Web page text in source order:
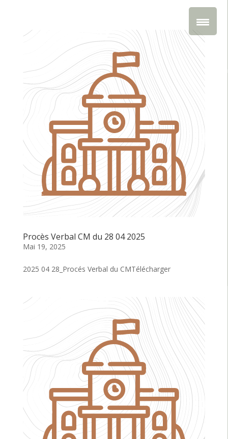
Procès Verbal CM du 28 04 2025
Mai 19, 2025
2025 04 28_Procés Verbal du CMTélécharger